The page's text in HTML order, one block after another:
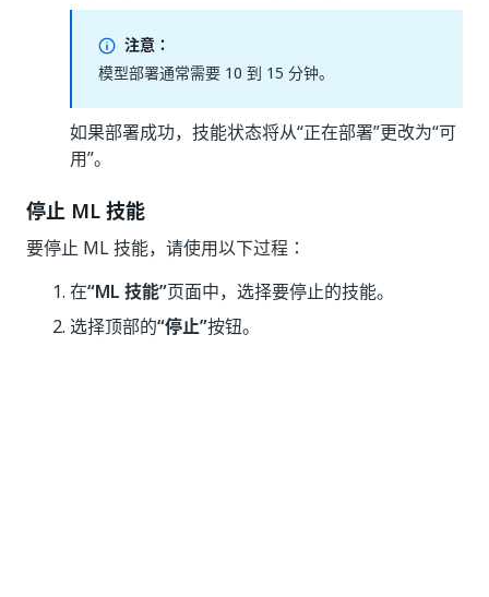
注意：
模型部署通常需要 10 到 15 分钟。
如果部署成功，技能状态将从“正在部署”更改为“可
用”。
停止 ML 技能
要停止 ML 技能，请使用以下过程：
在“ML 技能”页面中，选择要停止的技能。
选择顶部的“停止”按钮。